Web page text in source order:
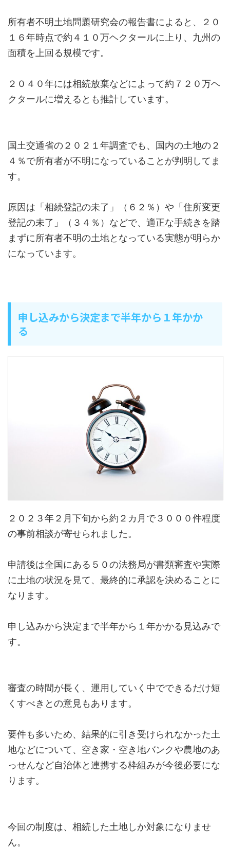
所有者不明土地問題研究会の報告書によると、２０
１６年時点で約４１０万ヘクタールに上り、九州の
面積を上回る規模です。
２０４０年には相続放棄などによって約７２０万ヘ
クタールに増えるとも推計しています。
国土交通省の２０２１年調査でも、国内の土地の２
４％で所有者が不明になっていることが判明してま
す。
原因は「相続登記の未了」（６２％）や「住所変更
登記の未了」（３４％）などで、適正な手続きを踏
まずに所有者不明の土地となっている実態が明らか
になっています。
申し込みから決定まで半年から１年かか
る
２０２３年２月下旬から約２カ月で３０００件程度
の事前相談が寄せられました。
申請後は全国にある５０の法務局が書類審査や実際
に土地の状況を見て、最終的に承認を決めることに
なります。
申し込みから決定まで半年から１年かかる見込みで
す。
審査の時間が長く、運用していく中でできるだけ短
くすべきとの意見もあります。
要件も多いため、結果的に引き受けられなかった土
地などについて、空き家・空き地バンクや農地のあ
っせんなど自治体と連携する枠組みが今後必要にな
ります。
今回の制度は、相続した土地しか対象になりませ
ん。